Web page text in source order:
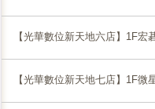
【光華數位新天地六店】1F宏
【光華數位新天地七店】1F微